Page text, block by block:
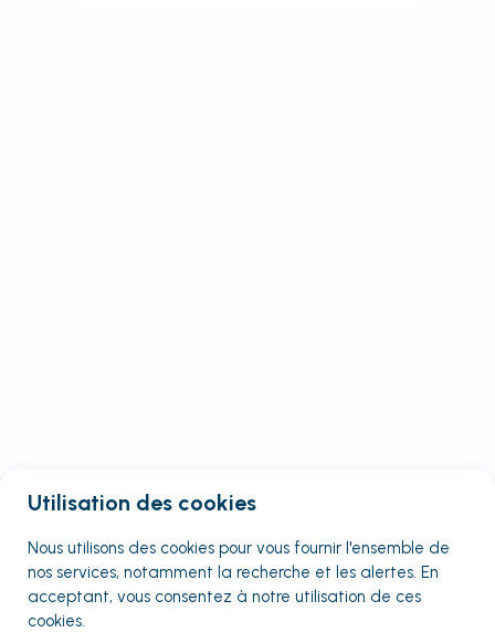
Utilisation des cookies
Nous utilisons des cookies pour vous fournir l'ensemble de
nos services, notamment la recherche et les alertes. En
acceptant, vous consentez à notre utilisation de ces
cookies.